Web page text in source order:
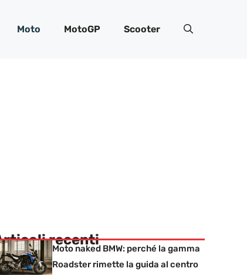
Moto MotoGP Scooter
recenti
Moto naked BMW: perché la gamma
Roadster rimette la guida al centro